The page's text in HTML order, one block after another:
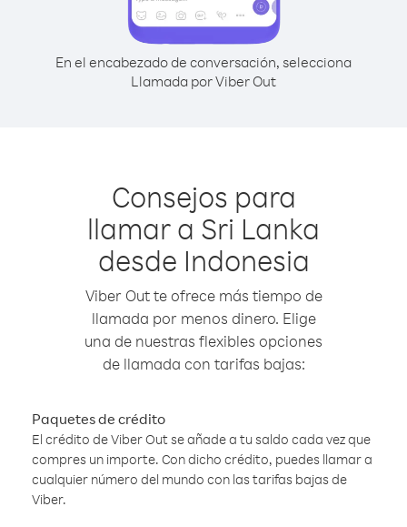
En el encabezado de conversación, selecciona
Llamada por Viber Out
Consejos para
llamar a Sri Lanka
desde Indonesia
Viber Out te ofrece más tiempo de
llamada por menos dinero. Elige
una de nuestras flexibles opciones
de llamada con tarifas bajas:
Paquetes de crédito
El crédito de Viber Out se añade a tu saldo cada vez que
compres un importe. Con dicho crédito, puedes llamar a
cualquier número del mundo con las tarifas bajas de
Viber.